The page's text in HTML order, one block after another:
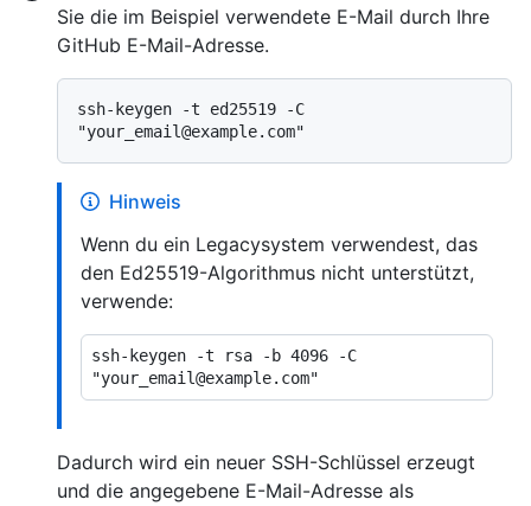
Sie die im Beispiel verwendete E-Mail durch Ihre
GitHub E-Mail-Adresse.
ssh-keygen -t ed25519 -C
Hinweis
Wenn du ein Legacysystem verwendest, das
den Ed25519-Algorithmus nicht unterstützt,
verwende:
ssh-keygen -t rsa -b 4096 -C
Dadurch wird ein neuer SSH-Schlüssel erzeugt
und die angegebene E-Mail-Adresse als